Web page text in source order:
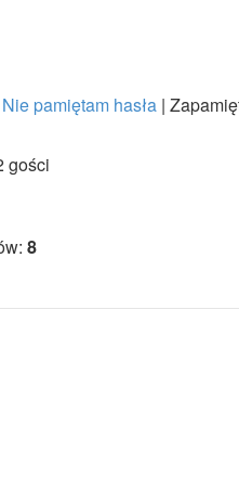
Nie pamiętam hasła |
gości
8